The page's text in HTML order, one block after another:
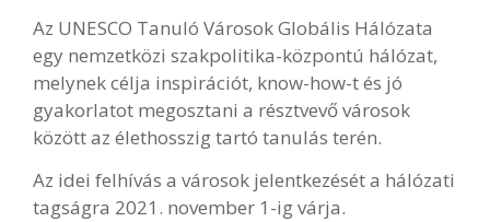
Az UNESCO Tanuló Városok Globális Hálózata
egy nemzetközi szakpolitika-központú hálózat,
melynek célja inspirációt, know-how-t és jó
gyakorlatot megosztani a résztvevő városok
között az élethosszig tartó tanulás terén.
Az idei felhívás a városok jelentkezését a hálózati
tagságra 2021. november 1-ig várja.